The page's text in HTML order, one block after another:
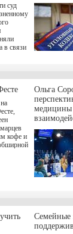
суд
в связи
кофе и
Ольга
медицины
Семейные